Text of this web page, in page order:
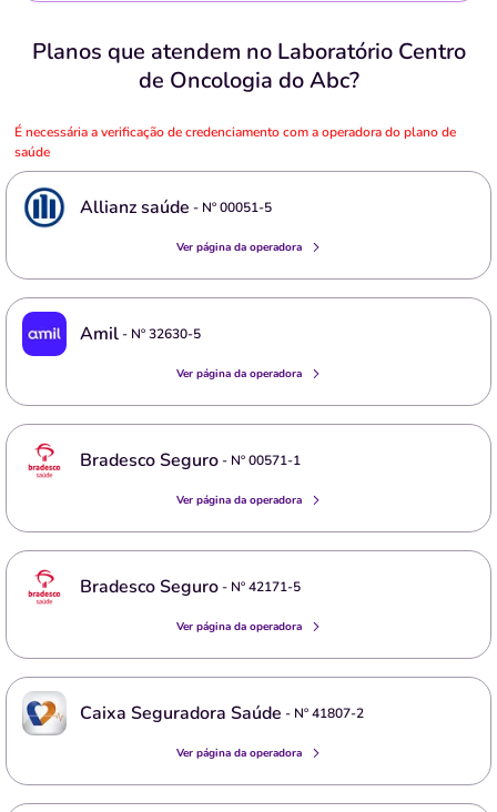
Planos que atendem no Laboratório Centro
de Oncologia do Abc?
É necessária a verificação de credenciamento com a operadora do plano de
saúde
Allianz saúde - Nº00051-5
Ver página da operadora
Amil- Nº32630-5
Ver página da operadora
Bradesco Seguro- Nº00571-1
Ver página da operadora
Bradesco Seguro- Nº42171-5
Ver página da operadora
Caixa Seguradora Saúde - Nº41807-2
Ver página da operadora